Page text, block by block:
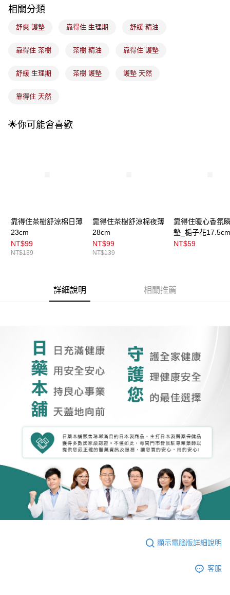
2.付款方式選擇「大哥付你分期」，訂單成立後會自動跳轉到大哥付的交易
流程，驗證手機門號後，選擇欲分期的期數、繳款截止日，確認付款後即完
成交易。
3.實際核准額度、可分期數及費用金額請依後續交易確認頁面所載為準。
消。如遇「轉專審核」未通過狀況，表示未達大哥付你分期系統評分，恕無
【繳款方式說明】
1.分期款項不併入電信帳單，「大哥付你分期」於每月結算日後寄送繳費提
2.透過簡訊連結打開帳單後，可選擇「超商條碼／台灣大直營門市／銀行轉
【注意事項】
每筆NT$100，滿NT$899(含以上)免運費
付款後全家取貨
7-11取貨付款
付款後門市自取
每筆NT$100，滿NT$399(含以上)免運費
相關分類
舒爽 護墊 靠得住 生理期 舒緩 精油
靠得住 茶樹 茶樹 精油 靠得住 護墊
舒緩 生理期 茶樹 護墊 護墊 天然
靠得住 天然
🌟你可能會喜歡
靠得住茶樹舒涼棉日薄
23cm
NT$99
NT$139
靠得住茶樹舒涼棉夜薄
28cm
NT$99
NT$139
靠得住暖心香氛
墊_梔子花17.5cm
NT$59
詳細說明 相關推薦
顯示電腦版詳細說明
客服